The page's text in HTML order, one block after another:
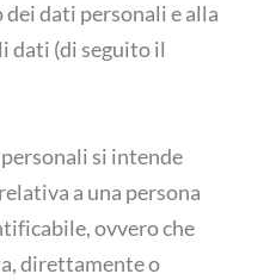
dati personali e alla
dati (di seguito il
si intende
a una persona
ovvero che
direttamente o